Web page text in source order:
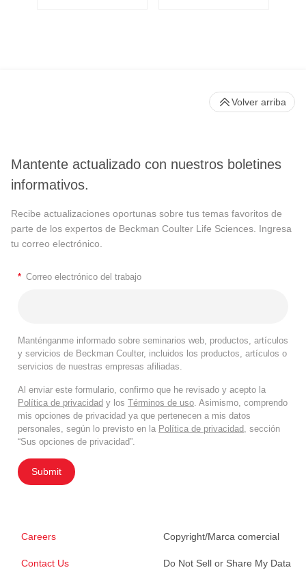
Mantente actualizado con nuestros boletines
informativos.
Recibe actualizaciones oportunas sobre tus temas favoritos de
parte de los expertos de Beckman Coulter Life Sciences. Ingresa
tu correo electrónico.
* Correo electrónico del trabajo
Manténganme informado sobre seminarios web, productos, artículos
y servicios de Beckman Coulter, incluidos los productos, artículos o
servicios de nuestras empresas afiliadas.
Al enviar este formulario, confirmo que he revisado y acepto la
Política de privacidad y los Términos de uso. Asimismo, comprendo
mis opciones de privacidad ya que pertenecen a mis datos
personales, según lo previsto en la Política de privacidad, sección
“Sus opciones de privacidad”.
Submit
Careers
Contact Us
Copyright/Marca comercial
Do Not Sell or Share My Data
Volver arriba